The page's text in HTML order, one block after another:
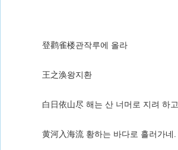
登鹳雀楼관작루에 올라
王之涣왕지환
白日依山尽 해는 산 너머로 지려 하고,
黄河入海流 황하는 바다로 흘러가네.